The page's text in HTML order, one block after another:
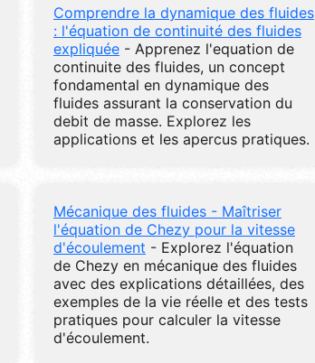
Comprendre la dynamique des fluides
: l'équation de continuité des fluides
expliquée - Apprenez l'equation de
continuite des fluides, un concept
fondamental en dynamique des
fluides assurant la conservation du
debit de masse. Explorez les
applications et les apercus pratiques.
Mécanique des fluides - Maîtriser
l'équation de Chezy pour la vitesse
d'écoulement - Explorez l'équation
de Chezy en mécanique des fluides
avec des explications détaillées, des
exemples de la vie réelle et des tests
pratiques pour calculer la vitesse
d'écoulement.